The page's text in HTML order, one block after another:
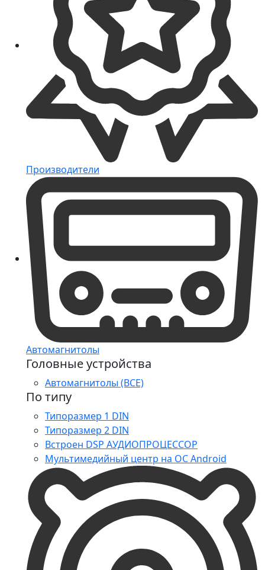
Производители
Автомагнитолы
Головные устройства
Автомагнитолы (ВСЕ)
По типу
Типоразмер 1 DIN
Типоразмер 2 DIN
Встроен DSP АУДИОПРОЦЕССОР
Мультимедийный центр на ОС Android